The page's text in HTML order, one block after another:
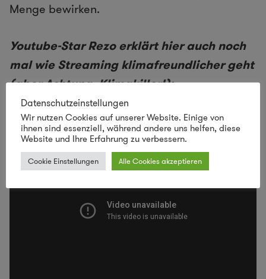
Menge bewirken.
Youtube-Star Rezo erklärt hier auch noch
mal wie Streaming klimafreundlicher geht
(aber Achtung, Klimakiller!):
Datenschutzeinstellungen
Wir nutzen Cookies auf unserer Website. Einige von
ihnen sind essenziell, während andere uns helfen, diese
Website und Ihre Erfahrung zu verbessern.
Cookie Einstellungen Alle Cookies akzeptieren